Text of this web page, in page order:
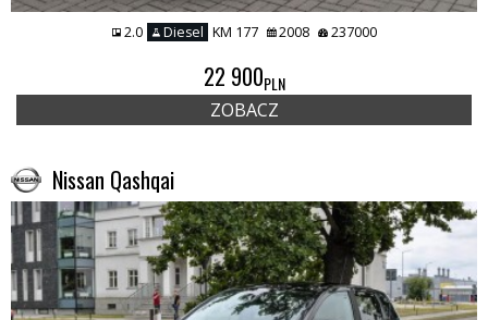
2.0 Diesel KM 177 2008 237000
22 900PLN
ZOBACZ
Nissan Qashqai